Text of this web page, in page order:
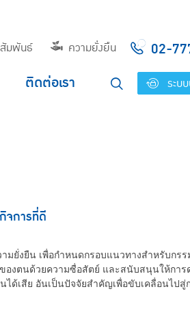
มพันธ์ ความยั่งยืน 02-
ติดต่อเรา ระบ
จการที่ดี
งยืน เพื่อกำหนดกรอบแนวทางสำหรับกรร
งตนด้วยความซื่อสัตย์ และสนับสนุนให้การ
ด้เสีย อันเป็นปัจจัยสำคัญเพื่อขับเคลื่อนไปสู่